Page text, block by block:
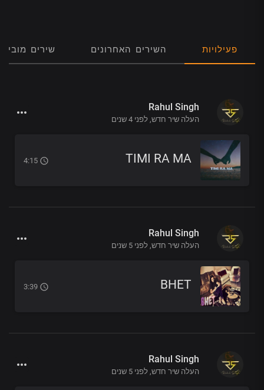
פעילויות השירים האחרונים שירים
Rahul Singh
העלה שיר חדש, לפני 4 שנים
TIMI RA MA
Rahul Singh
העלה שיר חדש, לפני 5 שנים
BHET
Rahul Singh
העלה שיר חדש, לפני 5 שנים